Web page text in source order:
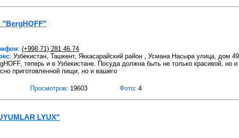
"BergHOFF"
: (+998 71) 281 46 74
: Узбекистан, Ташкент, Яккасарайский район , Усмана Насыра улица, дом 49
теперь и в Узбекистане. Посуда должна быть не только красивой, но
приготовленной пищи, но и вашего
Просмотров: 19603 Фото: 4
LYUX"